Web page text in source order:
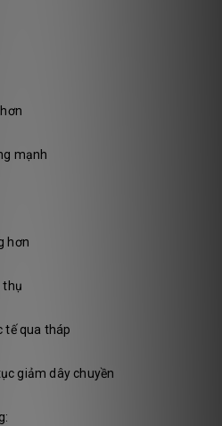
mạnh
hơn
thụ
tế qua tháp
giảm dây chuyền